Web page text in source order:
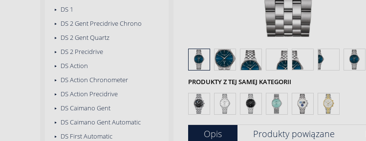
DS 1
DS 2 Gent Precidrive Chrono
DS 2 Gent Quartz
DS 2 Precidrive
DS Action
DS Action Chronometer
DS Action Precidrive
DS Caimano Gent
DS Caimano Gent Automatic
DS First Automatic
PRODUKTY Z TEJ SAMEJ KATEGORII
Opis Produkty powiązane